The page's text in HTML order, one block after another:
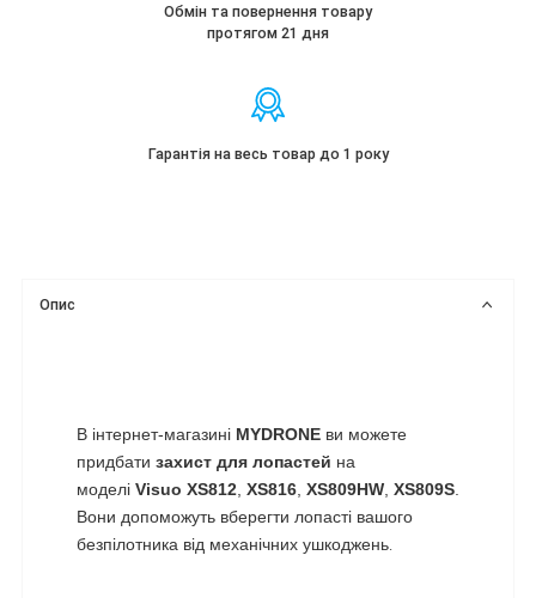
Обмін та повернення товару
протягом 21 дня
Гарантія на весь товар до 1 року
Опис
В інтернет-магазині MYDRONE ви можете
придбати захист для лопастей на
моделі Visuo XS812, XS816, XS809HW, XS809S.
Вони допоможуть вберегти лопасті вашого
безпілотника від механічних ушкоджень.